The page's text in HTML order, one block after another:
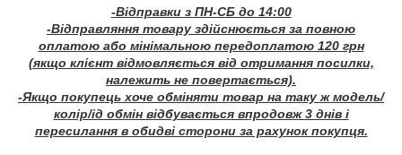
-Відправки з ПН-СБ до 14:00
-Відправляння товару здійснюється за повною
оплатою або мінімальною передоплатою 120 грн
(якщо клієнт відмовляється від отримання посилки,
належить не повертається).
-Якщо покупець хоче обміняти товар на таку ж модель/
колір/ід обмін відбувається впродовж 3 днів і
пересилання в обидві сторони за рахунок покупця.